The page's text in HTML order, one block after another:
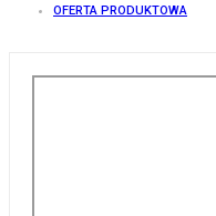
OFERTA PRODUKTOWA